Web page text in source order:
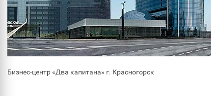
Бизнес-центр «Два капитана» г. Красногорск